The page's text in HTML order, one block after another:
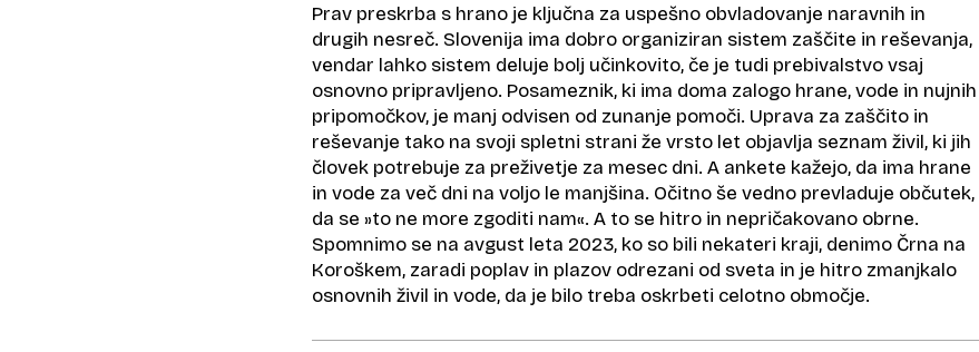
Prav preskrba s hrano je ključna za uspešno obvladovanje naravnih in
drugih nesreč. Slovenija ima dobro organiziran sistem zaščite in reševanja,
vendar lahko sistem deluje bolj učinkovito, če je tudi prebivalstvo vsaj
osnovno pripravljeno. Posameznik, ki ima doma zalogo hrane, vode in nujnih
pripomočkov, je manj odvisen od zunanje pomoči. Uprava za zaščito in
reševanje tako na svoji spletni strani že vrsto let objavlja seznam živil, ki jih
človek potrebuje za preživetje za mesec dni. A ankete kažejo, da ima hrane
in vode za več dni na voljo le manjšina. Očitno še vedno prevladuje občutek,
da se »to ne more zgoditi nam«. A to se hitro in nepričakovano obrne.
Spomnimo se na avgust leta 2023, ko so bili nekateri kraji, denimo Črna na
Koroškem, zaradi poplav in plazov odrezani od sveta in je hitro zmanjkalo
osnovnih živil in vode, da je bilo treba oskrbeti celotno območje.